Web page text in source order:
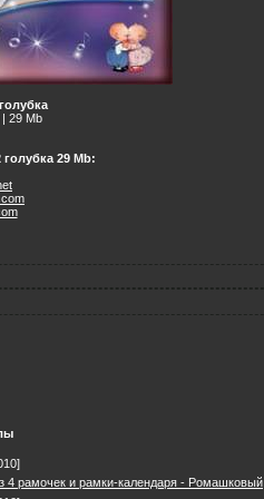
| 29 Mb
29 Mb:
4 рамочек и рамки-календаря - Ромашковый